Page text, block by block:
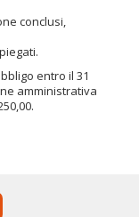
conclusi,
entro il 31
amministrativa